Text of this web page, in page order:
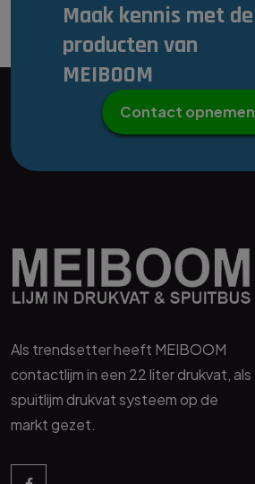
Maak kennis met de
producten van
MEIBOOM
Contact opnemen
Als trendsetter heeft MEIBOOM
contactlijm in een 22 liter drukvat, als
spuitlijm drukvat systeem op de
markt gezet.